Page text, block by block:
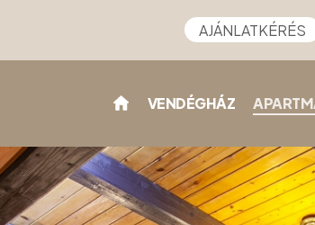
AJÁNLATKÉRÉS
VENDÉGHÁZ